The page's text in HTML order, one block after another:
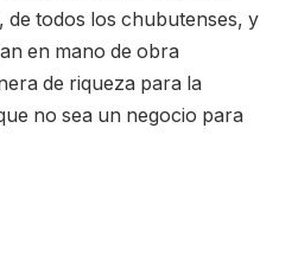
todos los chubutenses, y
en mano de obra
de riqueza para la
no sea un negocio para